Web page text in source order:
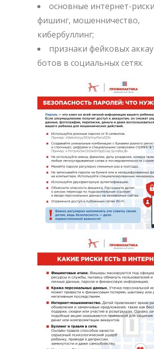
основные интернет-
фишинг, мошенничество,
кибербуллинг;
признаки фейковых
ботов в социальных сетях.